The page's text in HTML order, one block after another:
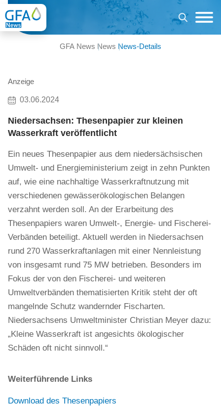
GFA News News News-Details
Anzeige
03.06.2024
Niedersachsen: Thesenpapier zur kleinen
Wasserkraft veröffentlicht
Ein neues Thesenpapier aus dem niedersächsischen
Umwelt- und Energieministerium zeigt in zehn Punkten
auf, wie eine nachhaltige Wasserkraftnutzung mit
verschiedenen gewässerökologischen Belangen
verzahnt werden soll. An der Erarbeitung des
Thesenpapiers waren Umwelt-, Energie- und Fischerei-
Verbänden beteiligt. Aktuell werden in Niedersachsen
rund 270 Wasserkraftanlagen mit einer Nennleistung
von insgesamt rund 75 MW betrieben. Besonders im
Fokus der von den Fischerei- und weiteren
Umweltverbänden thematisierten Kritik steht der oft
mangelnde Schutz wandernder Fischarten.
Niedersachsens Umweltminister Christian Meyer dazu:
„Kleine Wasserkraft ist angesichts ökologischer
Schäden oft nicht sinnvoll.“
Weiterführende Links
Download des Thesenpapiers